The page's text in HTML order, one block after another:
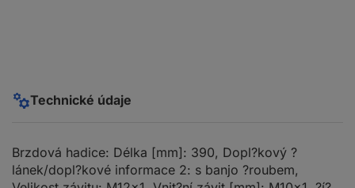
Technické údaje
Brzdová hadice: Délka [mm]: 390, Dopl?kový ?
lánek/dopl?kové informace 2: s banjo ?roubem,